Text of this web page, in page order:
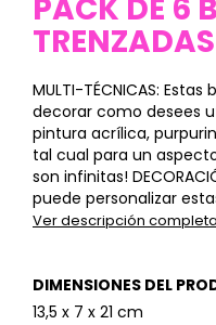
PACK DE 6
TRENZADAS
MULTI-TÉCNICAS:
decorar como desees
pintura acrílica,
tal cual para un
son infinitas!
puede personalizar
Ver descripción completa
DIMENSIONES DEL
13,5 x 7 x 21 cm